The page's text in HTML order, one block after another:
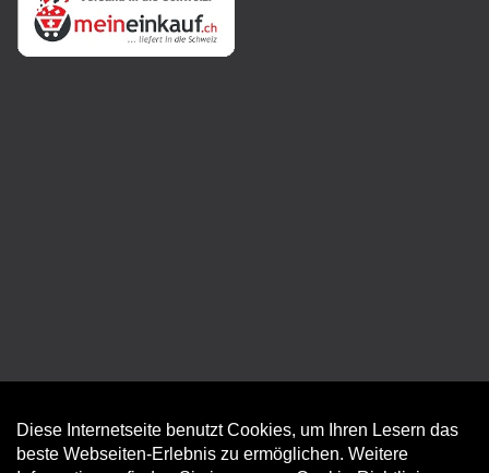
Diese Internetseite benutzt Cookies, um Ihren Lesern das
beste Webseiten-Erlebnis zu ermöglichen. Weitere
Auftrag widerrufen